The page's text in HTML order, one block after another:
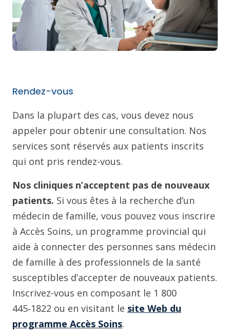
Rendez-vous
Dans la plupart des cas, vous devez nous
appeler pour obtenir une consultation. Nos
services sont réservés aux patients inscrits
qui ont pris rendez-vous.
Nos cliniques n’acceptent pas de nouveaux
patients. Si vous êtes à la recherche d’un
médecin de famille, vous pouvez vous inscrire
à Accès Soins, un programme provincial qui
aide à connecter des personnes sans médecin
de famille à des professionnels de la santé
susceptibles d’accepter de nouveaux patients.
Inscrivez-vous en composant le 1 800
445‑1822 ou en visitant le site Web du
programme Accès Soins.